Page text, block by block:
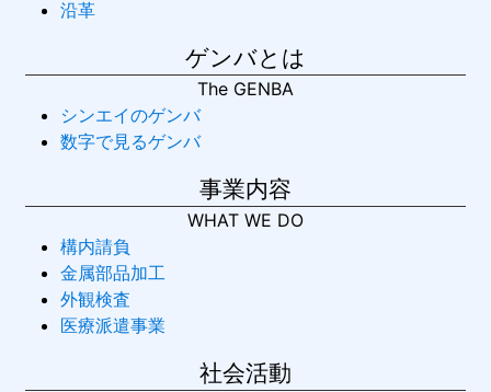
沿革
ゲンバとは
The GENBA
シンエイのゲンバ
数字で見るゲンバ
事業内容
WHAT WE DO
構内請負
金属部品加工
外観検査
医療派遣事業
社会活動